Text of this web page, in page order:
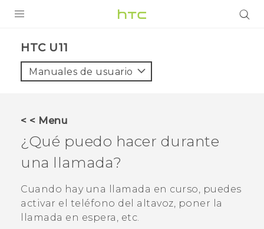
VIVE
VIVERSE
AYUDA
Dispositivos y accesorios HTC
Iniciar sesión
HTC U11‎
Manuales de usuario
< < Menu
¿Qué puedo hacer durante
una llamada?
Cuando hay una llamada en curso, puedes
activar el teléfono del altavoz, poner la
llamada en espera, etc.